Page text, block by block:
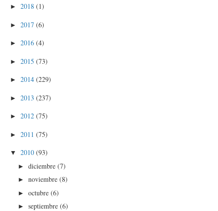
► 2018 (1)
► 2017 (6)
► 2016 (4)
► 2015 (73)
► 2014 (229)
► 2013 (237)
► 2012 (75)
► 2011 (75)
▼ 2010 (93)
►diciembre(7)
►noviembre(8)
►octubre(6)
►septiembre(6)